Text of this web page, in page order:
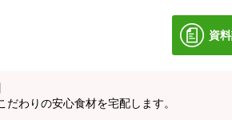
資別
わりの安心食材を宅配します。